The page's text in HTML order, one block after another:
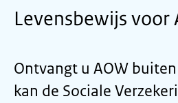
Levensbewijs voor
Ontvangt u AOW
kan de Sociale